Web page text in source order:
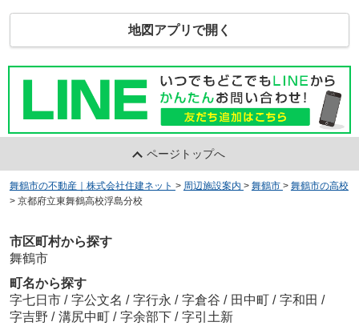
地図アプリで開く
ページトップへ
舞鶴市の不動産｜株式会社住建ネット > 周辺施設案内 > 舞鶴市 > 舞鶴市の高校
> 京都府立東舞鶴高校浮島分校
市区町村から探す
舞鶴市
町名から探す
字七日市 / 字公文名 / 字行永 / 字倉谷 / 田中町 / 字和田 /
字吉野 / 溝尻中町 / 字余部下 / 字引土新